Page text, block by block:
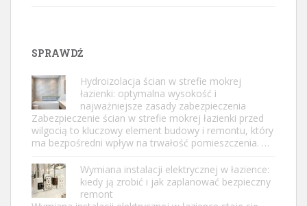
SPRAWDŹ
Hydroizolacja ścian w strefie mokrej
łazienki: optymalna wysokość i
najważniejsze zasady zabezpieczenia
Zabezpieczenie ścian w strefie mokrej łazienki przed
wilgocią to kluczowy element budowy i remontu, który
ma bezpośredni wpływ na trwałość pomieszczenia. …
Wymiana instalacji elektrycznej w łazience:
kiedy ją zrobić i jak zaplanować bezpieczny
remont